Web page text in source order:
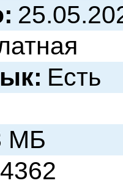
Есть
МБ